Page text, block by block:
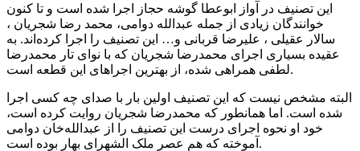
این تصنیف در آواز ابوعطا گوشه حجاز اجرا شده است و تا کنون
خوانندگان زیادی از جمله عبدالله دوامی، محمد رضا شجریان ،
سالار عقیلی ، علیرضا قربانی و… این تصنیف را اجرا کرده‌اند. به
عقیده بسیاری اجرای محمدرضا شجریان که با نوای تار محمدرضا
لطفی همراهی شده، از بهترین اجراهای این قطعه است.
البته مشخص نیست که این تصنیف اولین بار با صدای چه کسی اجرا
شده است. اما همانطور که محمدرضا شجریان روایت کرده است،
خود او نحوه اجرای درست این تصنیف را از عبدالله‌خان دوامی
آموخته که هم عصر ملک الشهرای بهار بوده است.